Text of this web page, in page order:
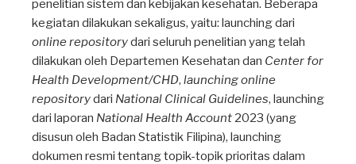
penelitian sistem dan kebijakan kesehatan. Beberapa
kegiatan dilakukan sekaligus, yaitu: launching dari
online repositorydari seluruh penelitian yang telah
dilakukan oleh Departemen Kesehatan dan Center for
Health Development/CHD, launching online
repositorydari National Clinical Guidelines, launching
dari laporan National Health Account 2023 (yang
disusun oleh Badan Statistik Filipina), launching
dokumen resmi tentang topik-topik prioritas dalam